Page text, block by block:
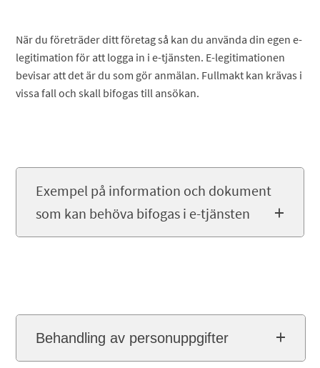
När du företräder ditt företag så kan du använda din egen e-
legitimation för att logga in i e-tjänsten. E-legitimationen
bevisar att det är du som gör anmälan. Fullmakt kan krävas i
vissa fall och skall bifogas till ansökan.
Exempel på information och dokument
som kan behöva bifogas i e-tjänsten
Behandling av personuppgifter